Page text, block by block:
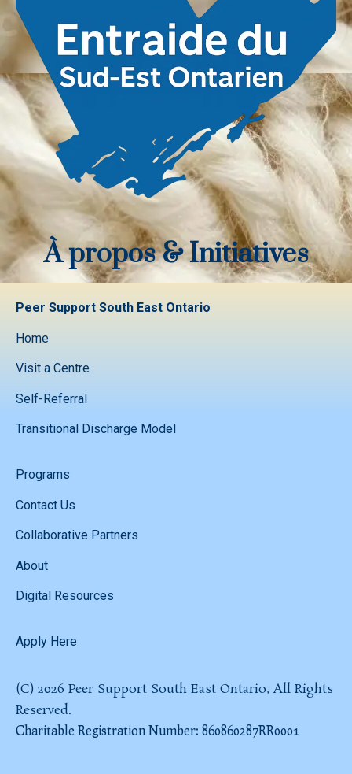
À propos & Initiatives
Peer Support South East Ontario
Home
Visit a Centre
Self-Referral
Transitional Discharge Model
Programs
Contact Us
Collaborative Partners
About
Digital Resources
Apply Here
(C) 2026 Peer Support South East Ontario, All Rights
Reserved.
Charitable Registration Number: 860860287RR0001